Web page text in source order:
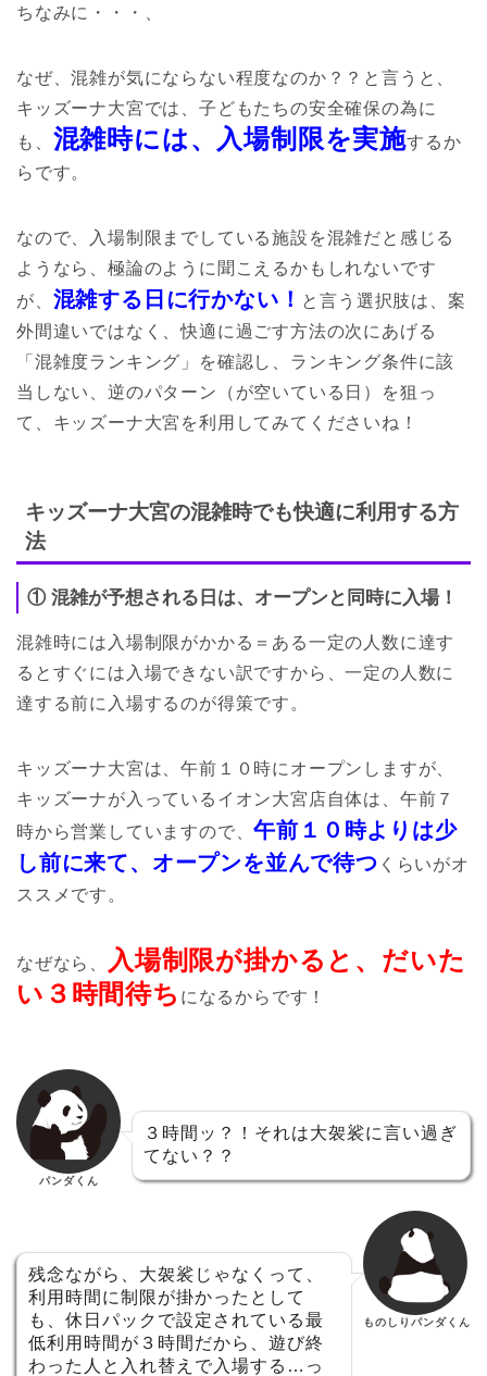
ちなみに・・・、
なぜ、混雑が気にならない程度なのか？？と言うと、
キッズーナ大宮では、子どもたちの安全確保の為に
も、 混雑時には、入場制限を実施するか
らです。
なので、入場制限までしている施設を混雑だと感じる
ようなら、極論のように聞こえるかもしれないです
が、 混雑する日に行かない！ と言う選択肢は、案
外間違いではなく、快適に過ごす方法の次にあげる
「混雑度ランキング」を確認し、ランキング条件に該
当しない、逆のパターン（が空いている日）を狙っ
て、キッズーナ大宮を利用してみてくださいね！
キッズーナ大宮の混雑時でも快適に利用する方
法
① 混雑が予想される日は、オープンと同時に入場！
混雑時には入場制限がかかる＝ある一定の人数に達す
るとすぐには入場できない訳ですから、一定の人数に
達する前に入場するのが得策です。
キッズーナ大宮は、午前１０時にオープンしますが、
キッズーナが入っているイオン大宮店自体は、午前７
時から営業していますので、午前１０時よりは少
し前に来て、オープンを並んで待つ くらいがオ
ススメです。
なぜなら、
入場制限が掛かると、だいた
い３時間待ち になるからです！
パンダくん
３時間ッ？！それは大袈裟に言い過ぎ
てない？？
残念ながら、大袈裟じゃなくって、
利用時間に制限が掛かったとして
も、休日パックで設定されている最
低利用時間が３時間だから、遊び終
わった人と入れ替えで入場する…っ
ものしりパンダくん